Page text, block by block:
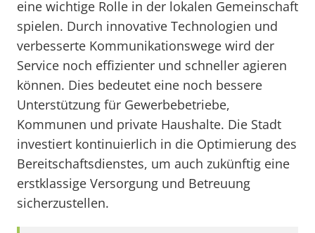
eine wichtige Rolle in der lokalen Gemeinschaft
spielen. Durch innovative Technologien und
verbesserte Kommunikationswege wird der
Service noch effizienter und schneller agieren
können. Dies bedeutet eine noch bessere
Unterstützung für Gewerbebetriebe,
Kommunen und private Haushalte. Die Stadt
investiert kontinuierlich in die Optimierung des
Bereitschaftsdienstes, um auch zukünftig eine
erstklassige Versorgung und Betreuung
sicherzustellen.